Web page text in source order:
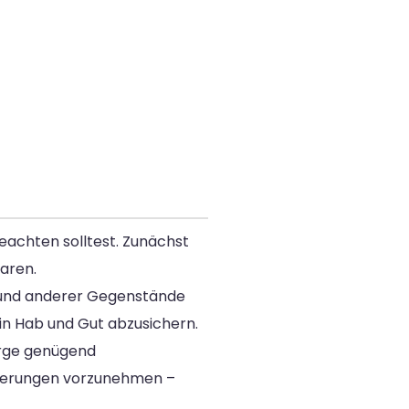
solltest. Zunächst
anderer Gegenstände
Hab und Gut abzusichern.
genügend
vorzunehmen –